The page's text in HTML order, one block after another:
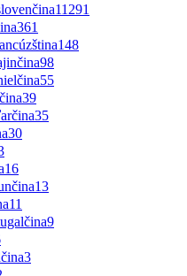
11291
361
148
98
55
39
35
30
16
13
11
9
3